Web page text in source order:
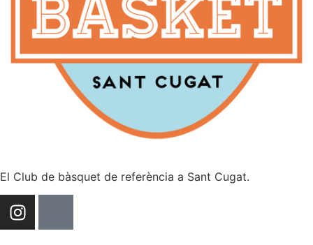
El Club de bàsquet de referència a Sant Cugat.